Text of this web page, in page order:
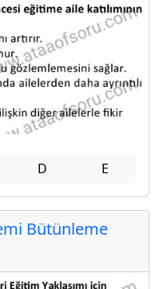
D E
Bütünleme